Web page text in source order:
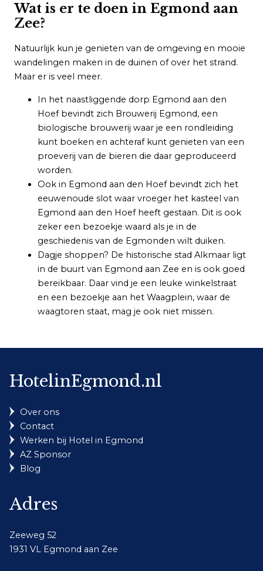
Wat is er te doen in Egmond aan
Zee?
Natuurlijk kun je genieten van de omgeving en mooie
wandelingen maken in de duinen of over het strand.
Maar er is veel meer.
In het naastliggende dorp Egmond aan den
Hoef bevindt zich Brouwerij Egmond, een
biologische brouwerij waar je een rondleiding
kunt boeken en achteraf kunt genieten van een
proeverij van de bieren die daar geproduceerd
worden.
Ook in Egmond aan den Hoef bevindt zich het
eeuwenoude slot waar vroeger het kasteel van
Egmond aan den Hoef heeft gestaan. Dit is ook
zeker een bezoekje waard als je in de
geschiedenis van de Egmonden wilt duiken.
Dagje shoppen? De historische stad Alkmaar ligt
in de buurt van Egmond aan Zee en is ook goed
bereikbaar. Daar vind je een leuke winkelstraat
en een bezoekje aan het Waagplein, waar de
waagtoren staat, mag je ook niet missen.
HotelinEgmond.nl
Over ons
Contact
Werken bij Hotel in Egmond
AZ Sponsor
Blog
Adres
Zeeweg 52
1931 VL Egmond aan Zee